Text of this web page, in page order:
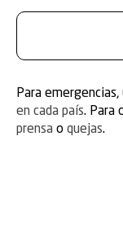
Para emergencias,
en cada país. Para
prensa o quejas.